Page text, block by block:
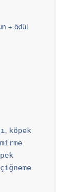
+ ödül
, köpek